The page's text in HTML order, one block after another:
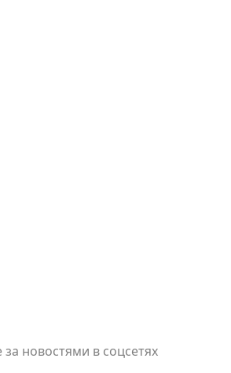
за новостями в соцсетях